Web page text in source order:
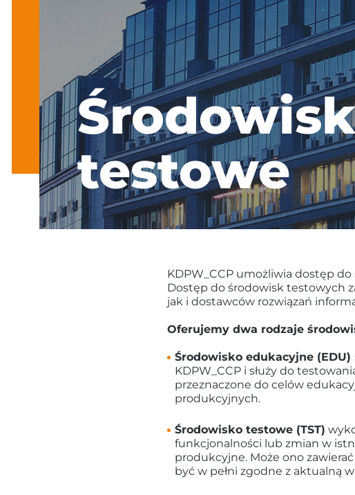
testowe
KDPW_CCP umożliwia dostęp
Dostęp do środowisk testowych
jak i dostawców rozwiązań
Oferujemy dwa rodzaje
Środowisko edukacyjne (EDU)
KDPW_CCP i służy do
przeznaczone do celów
produkcyjnych.
Środowisko testowe (TST)
funkcjonalności lub zmian w
produkcyjne. Może ono
być w pełni zgodne z aktualną